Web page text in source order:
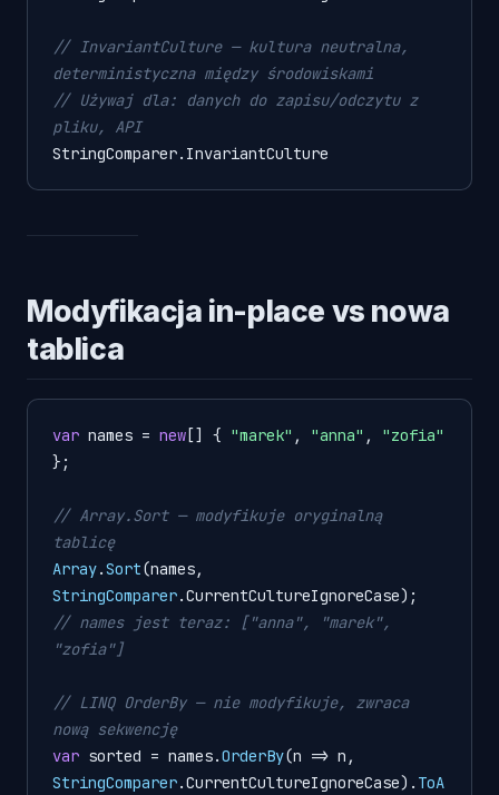
// InvariantCulture — kultura neutralna,
deterministyczna między środowiskami
// Używaj dla: danych do zapisu/odczytu z
pliku, API
Modyfikacja in-place vs nowa
tablica
var names = new [] { "marek" , "anna" , "zofia"
};
// Array.Sort — modyfikuje oryginalną
tablicę
Array.Sort
StringComparer.CurrentCultureIgnoreCase
// names jest teraz: ["anna", "marek",
"zofia"]
// LINQ OrderBy — nie modyfikuje, zwraca
nową sekwencję
var sorted = names.OrderBy(n =>
StringComparer.CurrentCultureIgnoreCase). ToA